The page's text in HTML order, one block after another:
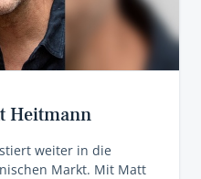
Heitmann
weiter in die
Markt. Mit Matt